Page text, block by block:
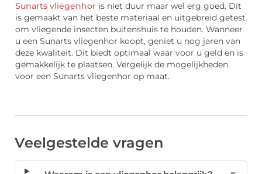
Sunarts vliegenhor is niet duur maar wel erg goed. Dit
is gemaakt van het beste materiaal en uitgebreid getest
om vliegende insecten buitenshuis te houden. Wanneer
u een Sunarts vliegenhor koopt, geniet u nog jaren van
deze kwaliteit. Dit biedt optimaal waar voor u geld en is
gemakkelijk te plaatsen. Vergelijk de mogelijkheden
voor een Sunarts vliegenhor op maat.
Veelgestelde vragen